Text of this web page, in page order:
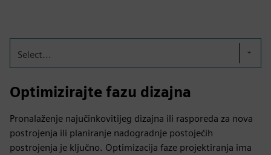
Select...
Optimizirajte fazu dizajna
Pronalaženje najučinkovitijeg dizajna ili rasporeda za nova
postrojenja ili planiranje nadogradnje postojećih
postrojenja je ključno. Optimizacija faze projektiranja ima